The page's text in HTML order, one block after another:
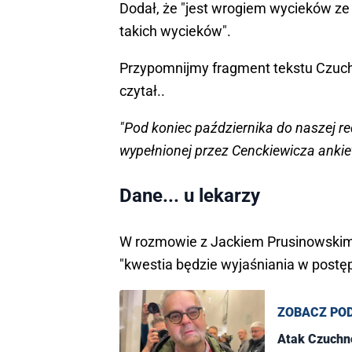
Dodał, że "jest wrogiem wycieków
takich wycieków".
Przypomnijmy fragment tekstu
czytał..
"Pod koniec października do naszej
wypełnionej przez Cenckiewicza
Dane... u lekarzy
W rozmowie z Jackiem
"kwestia będzie wyjaśniania w
ZOBACZ
Atak